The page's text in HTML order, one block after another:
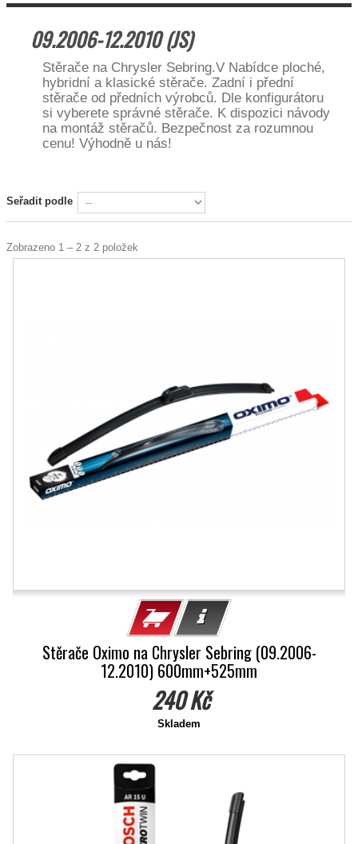
09.2006-12.2010 (JS)
Stěrače na Chrysler Sebring.V Nabídce ploché,
hybridní a klasické stěrače. Zadní i přední
stěrače od předních výrobců. Dle konfigurátoru
si vyberete správné stěrače. K dispozici návody
na montáž stěračů. Bezpečnost za rozumnou
cenu! Výhodně u nás!
Seřadit podle
Zobrazeno 1 – 2 z 2 položek
Stěrače Oximo na Chrysler Sebring (09.2006-
12.2010) 600mm+525mm
240 Kč
Skladem